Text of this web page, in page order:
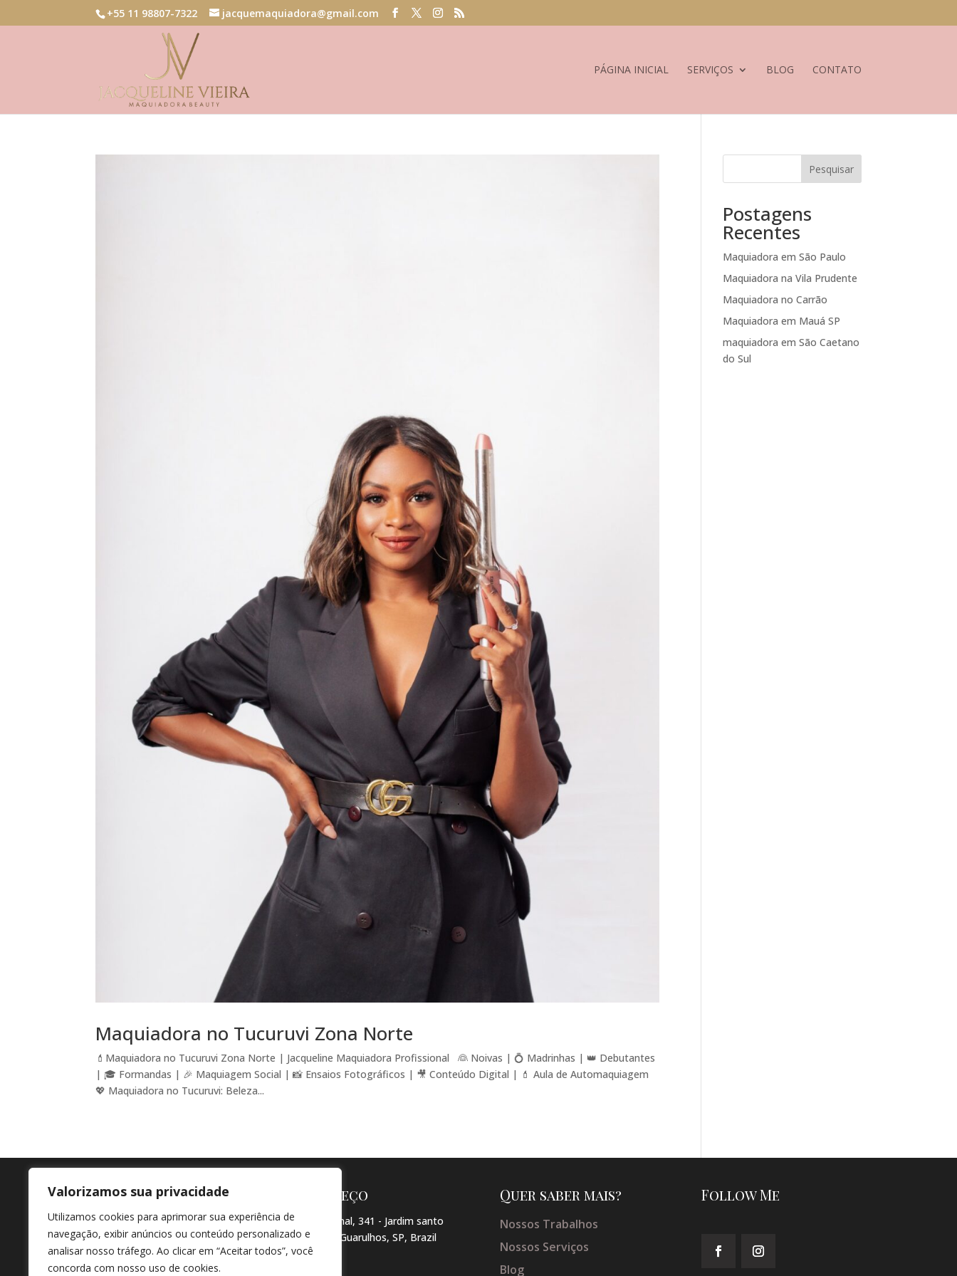
Valorizamos sua privacidade
Utilizamos cookies para aprimorar sua experiência de
navegação, exibir anúncios ou conteúdo personalizado e
analisar nosso tráfego. Ao clicar em “Aceitar todos”, você
concorda com nosso uso de cookies.
+55 11 98807-7322 jacquemaquiadora@gmail.com
PÁGINA INICIAL SERVIÇOS BLOG CONTATO
Maquiadora no Tucuruvi Zona Norte
💄Maquiadora no Tucuruvi Zona Norte | Jacqueline Maquiadora Profissional 👰 Noivas | 💍 Madrinhas | 👑 Debutantes
| 🎓 Formandas | 🎉 Maquiagem Social | 📸 Ensaios Fotográficos | 🎥 Conteúdo Digital | 💄 Aula de Automaquiagem
💖 Maquiadora no Tucuruvi: Beleza...
Pesquisar
Postagens
Recentes
Maquiadora em São Paulo
Maquiadora na Vila Prudente
Maquiadora no Carrão
Maquiadora em Mauá SP
maquiadora em São Caetano
do Sul
Agende agora
+55 11 98807-7322
Endereço
Av Marginal, 341 - Jardim santo
Afonso , Guarulhos, SP, Brazil
Quer saber mais?
Nossos Trabalhos
Nossos Serviços
Blog
Follow Me